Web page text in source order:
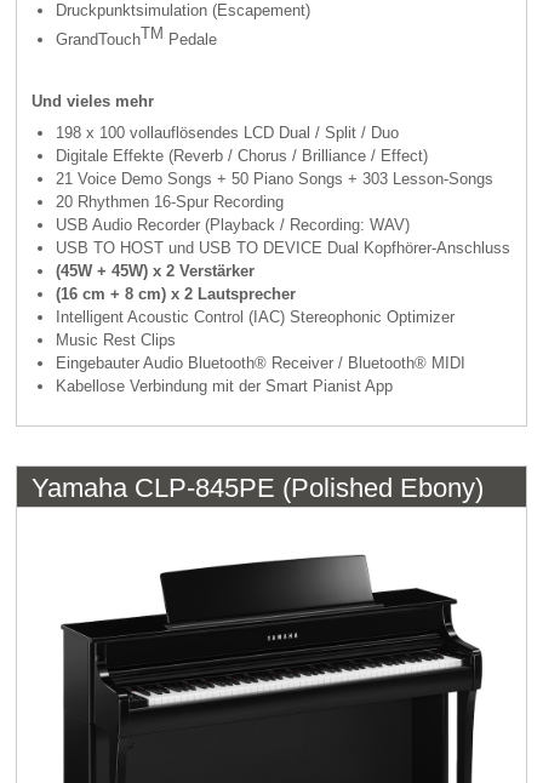
Druckpunktsimulation (Escapement)
GrandTouchTM Pedale
Und vieles mehr
198 x 100 vollauflösendes LCD Dual / Split / Duo
Digitale Effekte (Reverb / Chorus / Brilliance / Effect)
21 Voice Demo Songs + 50 Piano Songs + 303 Lesson-Songs
20 Rhythmen 16-Spur Recording
USB Audio Recorder (Playback / Recording: WAV)
USB TO HOST und USB TO DEVICE Dual Kopfhörer-Anschluss
(45W + 45W) x 2 Verstärker
(16 cm + 8 cm) x 2 Lautsprecher
Intelligent Acoustic Control (IAC) Stereophonic Optimizer
Music Rest Clips
Eingebauter Audio Bluetooth® Receiver / Bluetooth® MIDI
Kabellose Verbindung mit der Smart Pianist App
Yamaha CLP-845PE (Polished Ebony)